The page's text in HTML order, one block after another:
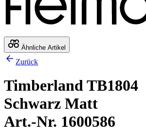
Ähnliche Artikel
Zurück
Timberland TB1804
Schwarz Matt
Art.-Nr. 1600586